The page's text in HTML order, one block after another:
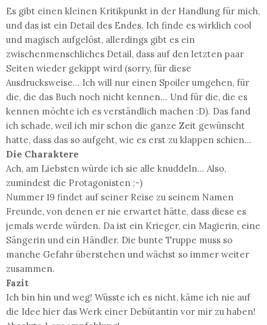
Es gibt einen kleinen Kritikpunkt in der Handlung für mich,
und das ist ein Detail des Endes. Ich finde es wirklich cool
und magisch aufgelöst, allerdings gibt es ein
zwischenmenschliches Detail, dass auf den letzten paar
Seiten wieder gekippt wird (sorry, für diese
Ausdrucksweise... Ich will nur einen Spoiler umgehen, für
die, die das Buch noch nicht kennen... Und für die, die es
kennen möchte ich es verständlich machen :D). Das fand
ich schade, weil ich mir schon die ganze Zeit gewünscht
hatte, dass das so aufgeht, wie es erst zu klappen schien...
Die Charaktere
Ach, am Liebsten würde ich sie alle knuddeln... Also,
zumindest die Protagonisten ;-)
Nummer 19 findet auf seiner Reise zu seinem Namen
Freunde, von denen er nie erwartet hätte, dass diese es
jemals werde würden. Da ist ein Krieger, ein Magierin, eine
Sängerin und ein Händler. Die bunte Truppe muss so
manche Gefahr überstehen und wächst so immer weiter
zusammen.
Fazit
Ich bin hin und weg! Wüsste ich es nicht, käme ich nie auf
die Idee hier das Werk einer Debütantin vor mir zu haben!